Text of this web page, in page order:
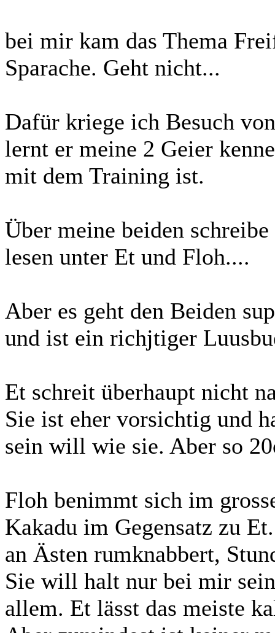
bei mir kam das Thema
Sparache. Geht nicht...
Dafür kriege ich Besuch
lernt er meine 2 Geier
mit dem Training ist.
Über meine beiden
lesen unter Et und Floh....
Aber es geht den Beiden
und ist ein richjtiger
Et schreit überhaupt nicht
Sie ist eher vorsichtig und
sein will wie sie. Aber so
Floh benimmt sich im
Kakadu im Gegensatz zu
an Ästen rumknabbert,
Sie will halt nur bei mir
allem. Et lässt das meiste